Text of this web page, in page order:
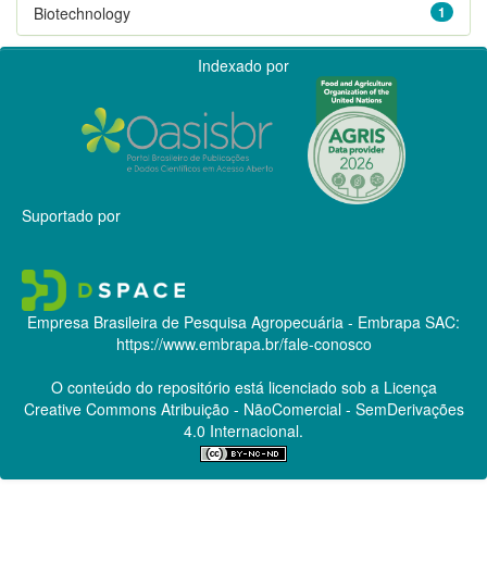
1
Biotechnology
Indexado por
Suportado por
Empresa Brasileira de Pesquisa Agropecuária - Embrapa SAC:
https://www.embrapa.br/fale-conosco
O conteúdo do repositório está licenciado sob a Licença
Creative CommonsAtribuição - NãoComercial - SemDerivações
4.0 Internacional.